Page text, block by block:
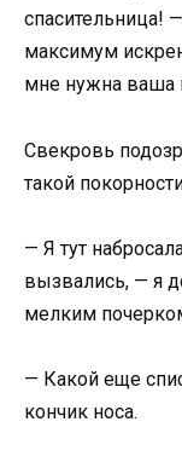
спасительница!
максимум
мне нужна ваша
Свекровь
такой
— Я тут
вызвались, — я
мелким
— Какой еще
кончик носа.